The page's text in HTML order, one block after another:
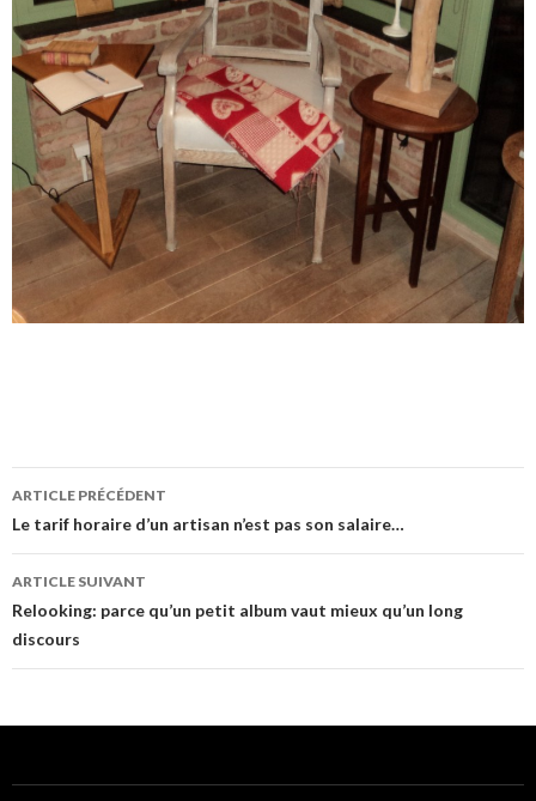
Navigation
de
l’article
ARTICLE PRÉCÉDENT
Le tarif horaire d’un artisan n’est pas son salaire…
ARTICLE SUIVANT
Relooking: parce qu’un petit album vaut mieux qu’un long
discours